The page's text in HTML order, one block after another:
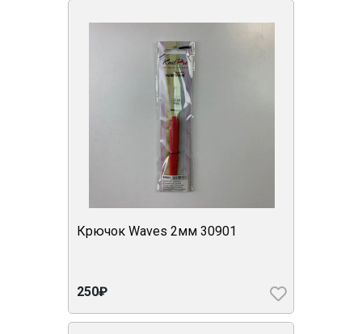
Крючок Waves 2мм 30901
250₽